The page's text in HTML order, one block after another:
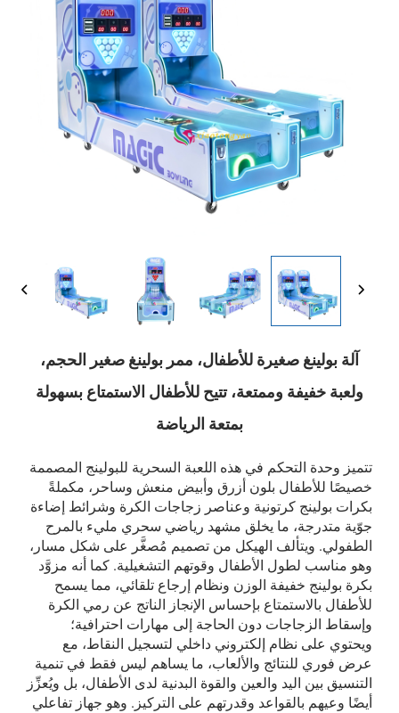
آلة بولينغ صغيرة للأطفال، ممر بولينغ صغير الحجم،
ولعبة خفيفة وممتعة، تتيح للأطفال الاستمتاع بسهولة
بمتعة الرياضة
تتميز وحدة التحكم في هذه اللعبة السحرية للبولينج المصممة
خصيصًا للأطفال بلون أزرق وأبيض منعش وساحر، مكملةً
بكرات بولينج كرتونية وعناصر زجاجات الكرة وشرائط إضاءة
جوّية متدرجة، ما يخلق مشهد رياضي سحري مليء بالمرح
الطفولي. ويتألف الهيكل من تصميم مُصغَّر على شكل مسار،
وهو مناسب لطول الأطفال وقوتهم التشغيلية. كما أنه مزوَّد
بكرة بولينج خفيفة الوزن ونظام إرجاع تلقائي، مما يسمح
للأطفال بالاستمتاع بإحساس الإنجاز الناتج عن رمي الكرة
وإسقاط الزجاجات دون الحاجة إلى مهارات احترافية؛
ويحتوي على نظام إلكتروني داخلي لتسجيل النقاط، مع
عرض فوري للنتائج والألعاب، ما يساهم ليس فقط في تنمية
التنسيق بين اليد والعين والقوة البدنية لدى الأطفال، بل ويُعزِّز
أيضًا وعيهم بالقواعد وقدرتهم على التركيز. وهو جهاز تفاعلي